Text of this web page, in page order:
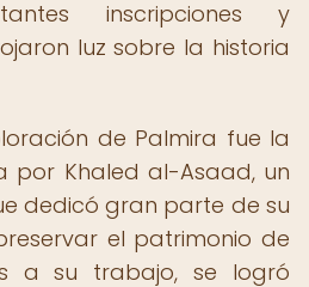
inscripciones y
luz sobre la historia
de Palmira fue la
por Khaled al-Asaad, un
dedicó gran parte de su
el patrimonio de
a su trabajo, se logró